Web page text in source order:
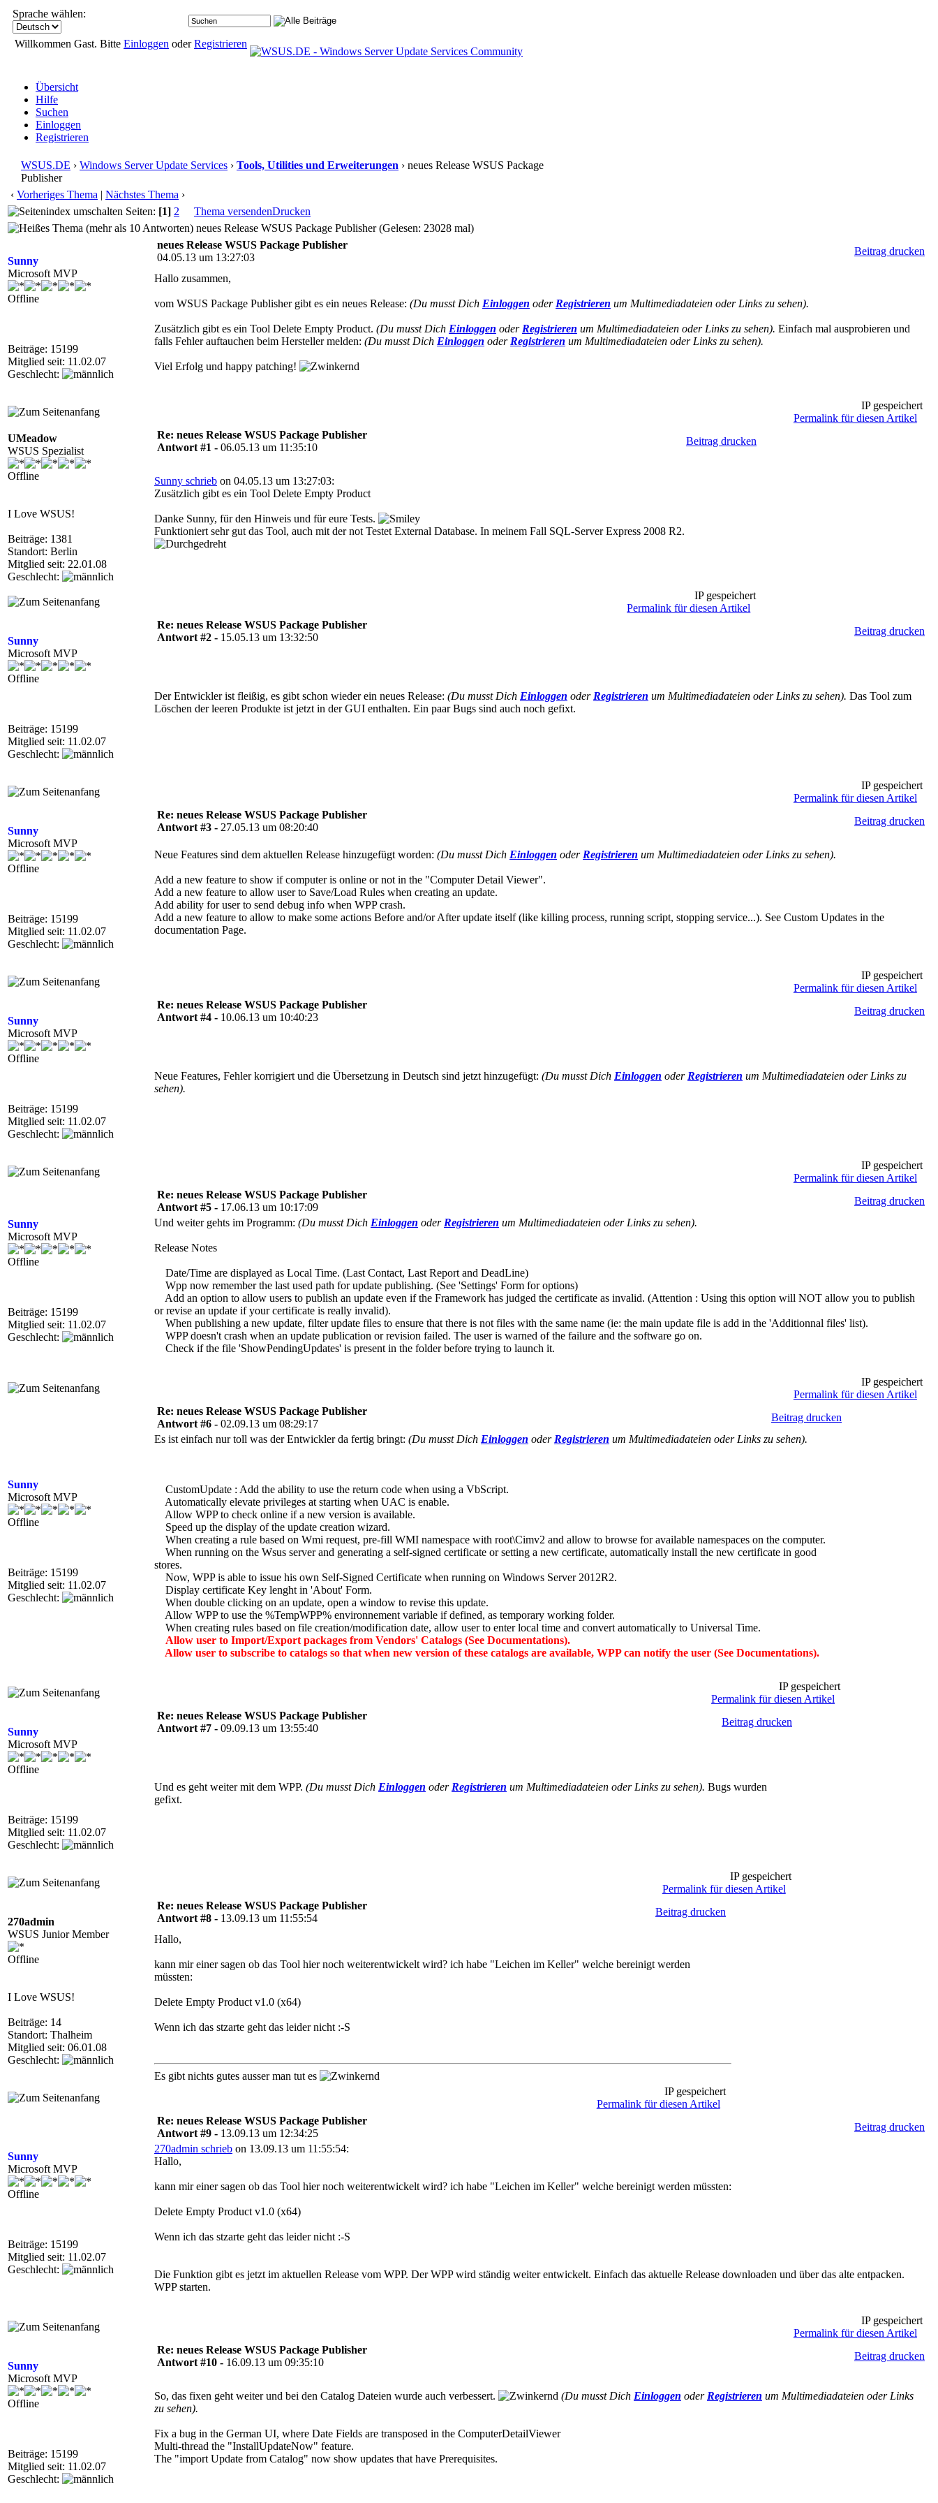
Sprache wählen:
Willkommen Gast. Bitte Einloggen oderRegistrieren
Übersicht
Hilfe
Suchen
Einloggen
Registrieren
WSUS.DE › Windows Server Update Services › Tools, Utilities und Erweiterungen › neues Release WSUS Package
Publisher
‹ Vorheriges Thema | Nächstes Thema ›
Seiten: [1] 2 Thema versendenDrucken
neues Release WSUS Package Publisher (Gelesen: 23028 mal)
Sunny
Microsoft MVP
Offline
Beiträge: 15199
Mitglied seit: 11.02.07
Geschlecht:
neues Release WSUS Package Publisher
04.05.13 um 13:27:03
Beitrag drucken
Hallo zusammen,
vom WSUS Package Publisher gibt es ein neues Release: (Du musst Dich Einloggen oder Registrieren um Multimediadateien oder Links zu sehen).
Zusätzlich gibt es ein Tool Delete Empty Product. (Du musst Dich Einloggen oder Registrieren um Multimediadateien oder Links zu sehen). Einfach mal ausprobieren und
falls Fehler auftauchen beim Hersteller melden: (Du musst Dich Einloggen oder Registrieren um Multimediadateien oder Links zu sehen).
Viel Erfolg und happy patching!
IP gespeichert
Permalink für diesen Artikel
UMeadow
WSUS Spezialist
Offline
I Love WSUS!
Beiträge: 1381
Standort: Berlin
Mitglied seit: 22.01.08
Geschlecht:
Re: neues Release WSUS Package Publisher
Antwort #1 - 06.05.13 um 11:35:10
Beitrag drucken
Sunny schrieb on 04.05.13 um 13:27:03:
Zusätzlich gibt es ein Tool Delete Empty Product
Danke Sunny, für den Hinweis und für eure Tests.
Funktioniert sehr gut das Tool, auch mit der not Testet External Database. In meinem Fall SQL-Server Express 2008 R2.
IP gespeichert
Permalink für diesen Artikel
Sunny
Microsoft MVP
Offline
Beiträge: 15199
Mitglied seit: 11.02.07
Geschlecht:
Re: neues Release WSUS Package Publisher
Antwort #2 - 15.05.13 um 13:32:50
Beitrag drucken
Der Entwickler ist fleißig, es gibt schon wieder ein neues Release: (Du musst Dich Einloggen oder Registrieren um Multimediadateien oder Links zu sehen). Das Tool zum
Löschen der leeren Produkte ist jetzt in der GUI enthalten. Ein paar Bugs sind auch noch gefixt.
IP gespeichert
Permalink für diesen Artikel
Sunny
Microsoft MVP
Offline
Beiträge: 15199
Mitglied seit: 11.02.07
Geschlecht:
Re: neues Release WSUS Package Publisher
Antwort #3 - 27.05.13 um 08:20:40
Beitrag drucken
Neue Features sind dem aktuellen Release hinzugefügt worden: (Du musst Dich Einloggen oder Registrieren um Multimediadateien oder Links zu sehen).
Add a new feature to show if computer is online or not in the "Computer Detail Viewer".
Add a new feature to allow user to Save/Load Rules when creating an update.
Add ability for user to send debug info when WPP crash.
Add a new feature to allow to make some actions Before and/or After update itself (like killing process, running script, stopping service...). See Custom Updates in the
documentation Page.
IP gespeichert
Permalink für diesen Artikel
Sunny
Microsoft MVP
Offline
Beiträge: 15199
Mitglied seit: 11.02.07
Geschlecht:
Re: neues Release WSUS Package Publisher
Antwort #4 - 10.06.13 um 10:40:23
Beitrag drucken
Neue Features, Fehler korrigiert und die Übersetzung in Deutsch sind jetzt hinzugefügt: (Du musst Dich Einloggen oder Registrieren um Multimediadateien oder Links zu
sehen).
IP gespeichert
Permalink für diesen Artikel
Sunny
Microsoft MVP
Offline
Beiträge: 15199
Mitglied seit: 11.02.07
Geschlecht:
Re: neues Release WSUS Package Publisher
Antwort #5 - 17.06.13 um 10:17:09
Beitrag drucken
Und weiter gehts im Programm: (Du musst Dich Einloggen oder Registrieren um Multimediadateien oder Links zu sehen).
Release Notes
Date/Time are displayed as Local Time. (Last Contact, Last Report and DeadLine)
Wpp now remember the last used path for update publishing. (See 'Settings' Form for options)
Add an option to allow users to publish an update even if the Framework has judged the certificate as invalid. (Attention : Using this option will NOT allow you to publish
or revise an update if your certificate is really invalid).
When publishing a new update, filter update files to ensure that there is not files with the same name (ie: the main update file is add in the 'Additionnal files' list).
WPP doesn't crash when an update publication or revision failed. The user is warned of the failure and the software go on.
Check if the file 'ShowPendingUpdates' is present in the folder before trying to launch it.
IP gespeichert
Permalink für diesen Artikel
Sunny
Microsoft MVP
Offline
Beiträge: 15199
Mitglied seit: 11.02.07
Geschlecht:
Re: neues Release WSUS Package Publisher
Antwort #6 - 02.09.13 um 08:29:17
Beitrag drucken
Es ist einfach nur toll was der Entwickler da fertig bringt: (Du musst Dich Einloggen oder Registrieren um Multimediadateien oder Links zu sehen).
CustomUpdate : Add the ability to use the return code when using a VbScript.
Automatically elevate privileges at starting when UAC is enable.
Allow WPP to check online if a new version is available.
Speed up the display of the update creation wizard.
When creating a rule based on Wmi request, pre-fill WMI namespace with root\Cimv2 and allow to browse for available namespaces on the computer.
When running on the Wsus server and generating a self-signed certificate or setting a new certificate, automatically install the new certificate in good
stores.
Now, WPP is able to issue his own Self-Signed Certificate when running on Windows Server 2012R2.
Display certificate Key lenght in 'About' Form.
When double clicking on an update, open a window to revise this update.
Allow WPP to use the %TempWPP% environnement variable if defined, as temporary working folder.
When creating rules based on file creation/modification date, allow user to enter local time and convert automatically to Universal Time.
Allow user to Import/Export packages from Vendors' Catalogs (See Documentations).
Allow user to subscribe to catalogs so that when new version of these catalogs are available, WPP can notify the user (See Documentations).
IP gespeichert
Permalink für diesen Artikel
Sunny
Microsoft MVP
Offline
Beiträge: 15199
Mitglied seit: 11.02.07
Geschlecht:
Re: neues Release WSUS Package Publisher
Antwort #7 - 09.09.13 um 13:55:40
Beitrag drucken
Und es geht weiter mit dem WPP. (Du musst Dich Einloggen oder Registrieren um Multimediadateien oder Links zu sehen). Bugs wurden
gefixt.
IP gespeichert
Permalink für diesen Artikel
270admin
WSUS Junior Member
Offline
I Love WSUS!
Beiträge: 14
Standort: Thalheim
Mitglied seit: 06.01.08
Geschlecht:
Re: neues Release WSUS Package Publisher
Antwort #8 - 13.09.13 um 11:55:54
Beitrag drucken
Hallo,
kann mir einer sagen ob das Tool hier noch weiterentwickelt wird? ich habe "Leichen im Keller" welche bereinigt werden
müssten:
Delete Empty Product v1.0 (x64)
Wenn ich das stzarte geht das leider nicht :-S
Es gibt nichts gutes ausser man tut es
IP gespeichert
Permalink für diesen Artikel
Sunny
Microsoft MVP
Offline
Beiträge: 15199
Mitglied seit: 11.02.07
Geschlecht:
Re: neues Release WSUS Package Publisher
Antwort #9 - 13.09.13 um 12:34:25
Beitrag drucken
270admin schrieb on 13.09.13 um 11:55:54:
Hallo,
kann mir einer sagen ob das Tool hier noch weiterentwickelt wird? ich habe "Leichen im Keller" welche bereinigt werden müssten:
Delete Empty Product v1.0 (x64)
Wenn ich das stzarte geht das leider nicht :-S
Die Funktion gibt es jetzt im aktuellen Release vom WPP. Der WPP wird ständig weiter entwickelt. Einfach das aktuelle Release downloaden und über das alte entpacken.
WPP starten.
IP gespeichert
Permalink für diesen Artikel
Sunny
Microsoft MVP
Offline
Beiträge: 15199
Mitglied seit: 11.02.07
Geschlecht:
Re: neues Release WSUS Package Publisher
Antwort #10 - 16.09.13 um 09:35:10
Beitrag drucken
So, das fixen geht weiter und bei den Catalog Dateien wurde auch verbessert. (Du musst Dich Einloggen oder Registrieren um Multimediadateien oder Links
zu sehen).
Fix a bug in the German UI, where Date Fields are transposed in the ComputerDetailViewer
Multi-thread the "InstallUpdateNow" feature.
The "import Update from Catalog" now show updates that have Prerequisites.